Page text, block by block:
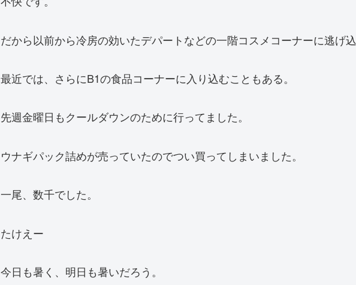
だから以前から冷房の効いたデパートなどの一階コスメコーナーに逃げ込
最近では、さらにB1の食品コーナーに入り込むこともある。
先週金曜日もクールダウンのために行ってました。
ウナギパック詰めが売っていたのでつい買ってしまいました。
一尾、数千でした。
たけえー
今日も暑く、明日も暑いだろう。